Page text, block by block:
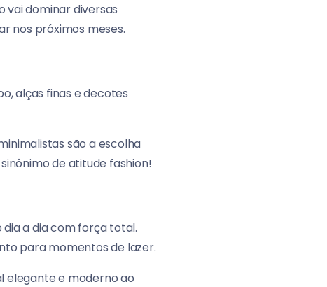
vai dominar diversas
nos próximos meses.
alças finas e decotes
são a escolha
de atitude fashion!
a dia com força total.
para momentos de lazer.
elegante e moderno ao